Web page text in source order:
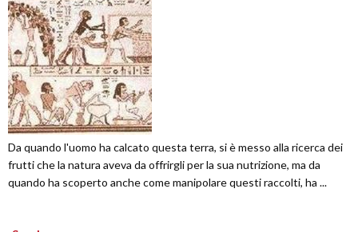
Da quando l'uomo ha calcato questa terra, si è messo alla ricerca dei
frutti che la natura aveva da offrirgli per la sua nutrizione, ma da
quando ha scoperto anche come manipolare questi raccolti, ha ...